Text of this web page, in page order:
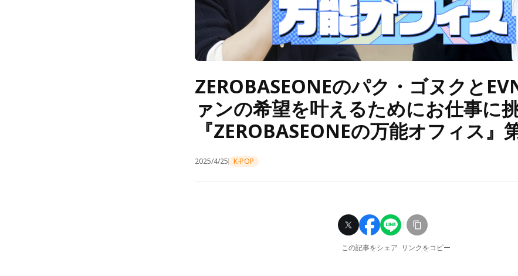
ZEROBASEONEのパク・ゴヌクと
ァンの希望を叶えるためにお仕事に
『ZEROBASEONEの万能オフィス』
2025/4/25 K-POP
この記事をシェア リンクをコピー